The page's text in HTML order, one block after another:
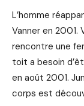
L’homme
Vanner en 2001.
rencontre une
toit a besoin
en août 2001.
corps est